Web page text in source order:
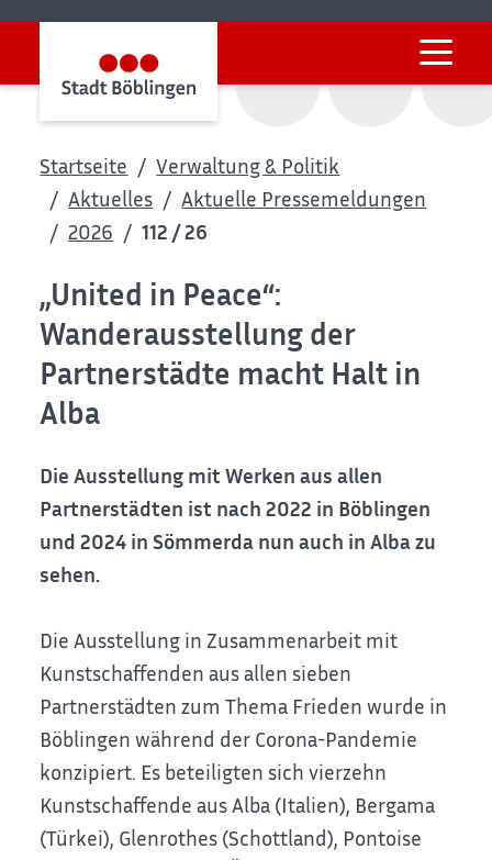
Startseite
Verwaltung & Politik
Aktuelles
Aktuelle Pressemeldungen
2026
112 / 26
„United in Peace“:
Wanderausstellung der
Partnerstädte macht Halt in
Alba
Die Ausstellung mit Werken aus allen
Partnerstädten ist nach 2022 in Böblingen
und 2024 in Sömmerda nun auch in Alba zu
sehen.
Die Ausstellung in Zusammenarbeit mit
Kunstschaffenden aus allen sieben
Partnerstädten zum Thema Frieden wurde in
Böblingen während der Corona-Pandemie
konzipiert. Es beteiligten sich vierzehn
Kunstschaffende aus Alba (Italien), Bergama
(Türkei), Glenrothes (Schottland), Pontoise